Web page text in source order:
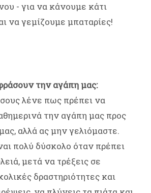
- για να κάνουμε κάτι
να γεμίζουμε μπαταρίες!
την αγάπη μας:
λένε πως πρέπει να
την αγάπη μας προς
αλλά ας μην γελιόμαστε.
πολύ δύσκολο όταν πρέπει
μετά να τρέξεις σε
δραστηριότητες και